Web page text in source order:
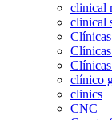
clinical
clinical
Clínicas
clínico
clinics
CNC